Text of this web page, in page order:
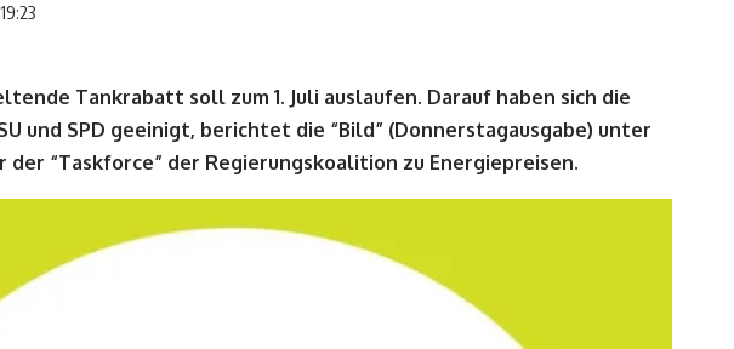
Tankrabatt soll zum 1. Juli auslaufen. Darauf haben sich die
und SPD geeinigt, berichtet die “Bild” (Donnerstagausgabe) unter
der “Taskforce” der Regierungskoalition zu Energiepreisen.